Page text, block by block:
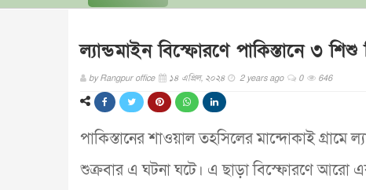
ল্যান্ডমাইন বিস্ফোরণে পাকিস্তানে ৩
byRangpur office ১৪ এপ্রিল, ২০২৪ 2 years ago 0 646
পাকিস্তানের শাওয়াল তহসিলের মান্দোকাই গ্রামে
শুক্রবার এ ঘটনা ঘটে। এ ছাড়া বিস্ফোরণে আরো